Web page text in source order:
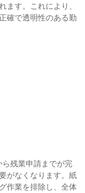
ます。これにより、
確で透明性のある勤
残業申請までが完
がなくなります。紙
作業を排除し、全体